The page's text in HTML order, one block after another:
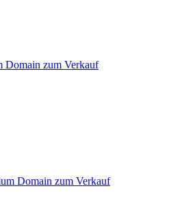
zum Verkauf
Domain zum Verkauf